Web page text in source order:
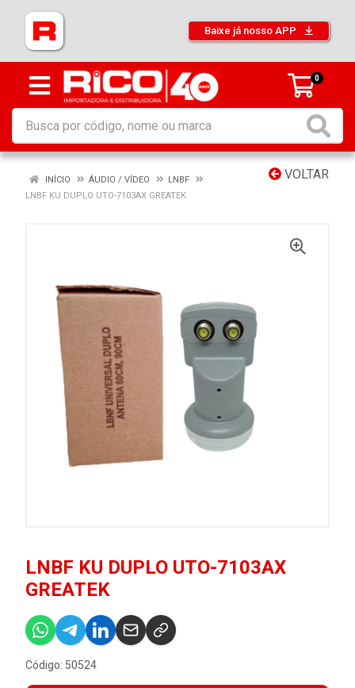
Baixe já nosso APP
0
VOLTAR
INÍCIO ÁUDIO / VÍDEO
LNBF
LNBF KU DUPLO UTO-7103AX GREATEK
LNBF KU DUPLO UTO-7103AX
GREATEK
Código: 50524